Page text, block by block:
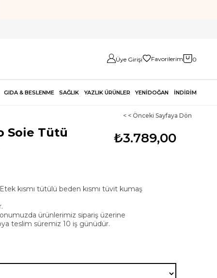
Üye Girişi Favorilerim 0
GIDA & BESLENME SAĞLIK YAZLIK ÜRÜNLER YENİDOĞAN İNDİRİM
< < Önceki Sayfaya Dön
₺3.789,00
Soie Tütü
kısmı tütülü beden kısmı tüvit kumaş
ürünlerimiz sipariş üzerine
teslim süremiz 10 iş günüdür.